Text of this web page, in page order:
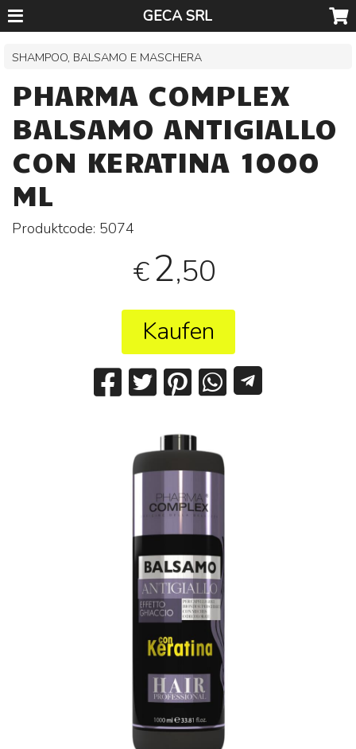
GECA SRL
SHAMPOO, BALSAMO E MASCHERA
PHARMA COMPLEX
BALSAMO ANTIGIALLO
CON KERATINA 1000
ML
Produktcode: 5074
€2,50
Kaufen